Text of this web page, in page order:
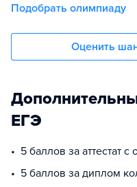
Подобрать олимпиаду
Оценить
ЕГЭ
5 баллов за аттестат с
5 баллов за диплом